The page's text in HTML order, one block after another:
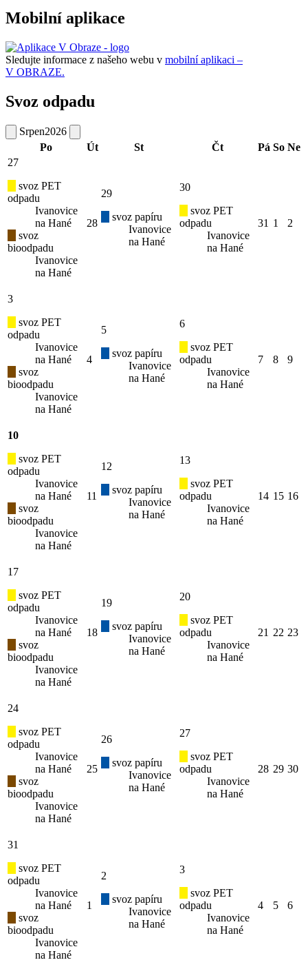
Mobilní aplikace
Sledujte informace z našeho webu v mobilní aplikaci –
V OBRAZE.
Svoz odpadu
Srpen2026
Po
Út St Čt Pá So Ne
27
svoz PET
odpadu
Ivanovice
na Hané
svoz
bioodpadu
Ivanovice
na Hané
28
29
svoz papíru
Ivanovice
na Hané
30
svoz PET
odpadu
Ivanovice
na Hané
31 1 2
3
svoz PET
odpadu
Ivanovice
na Hané
svoz
bioodpadu
Ivanovice
na Hané
4
5
svoz papíru
Ivanovice
na Hané
6
svoz PET
odpadu
Ivanovice
na Hané
7 8 9
10
svoz PET
odpadu
Ivanovice
na Hané
svoz
bioodpadu
Ivanovice
na Hané
11
12
svoz papíru
Ivanovice
na Hané
13
svoz PET
odpadu
Ivanovice
na Hané
14 15 16
17
svoz PET
odpadu
Ivanovice
na Hané
svoz
bioodpadu
Ivanovice
na Hané
18
19
svoz papíru
Ivanovice
na Hané
20
svoz PET
odpadu
Ivanovice
na Hané
21 22 23
24
svoz PET
odpadu
Ivanovice
na Hané
svoz
bioodpadu
Ivanovice
na Hané
25
26
svoz papíru
Ivanovice
na Hané
27
svoz PET
odpadu
Ivanovice
na Hané
28 29 30
31
svoz PET
odpadu
Ivanovice
na Hané
svoz
bioodpadu
Ivanovice
na Hané
1
2
svoz papíru
Ivanovice
na Hané
3
svoz PET
odpadu
Ivanovice
na Hané
4 5 6